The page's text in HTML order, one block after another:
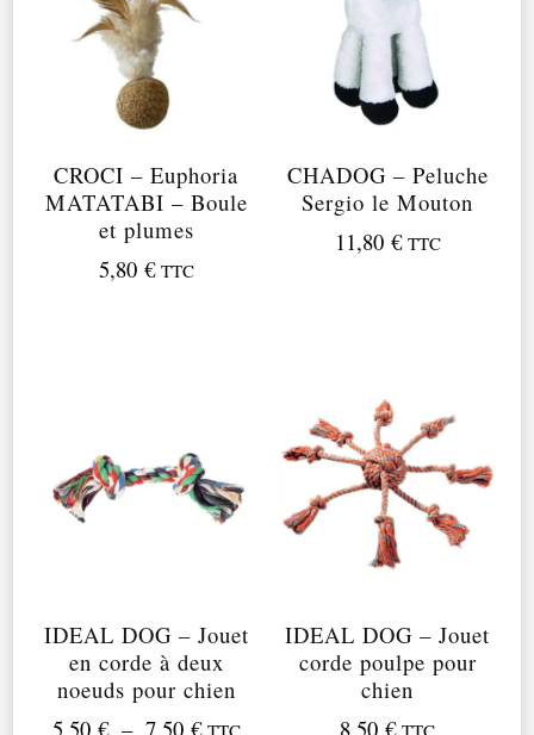
CROCI – Euphoria
MATATABI – Boule
et plumes
5,80 € TTC
CHADOG – Peluche
Sergio le Mouton
11,80 € TTC
IDEAL DOG – Jouet
en corde à deux
noeuds pour chien
5,50 € – 7,50 €Plage
IDEAL DOG – Jouet
corde poulpe pour
chien
8,50€